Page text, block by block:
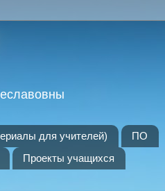
для учителей)
ПО
Проекты учащихся